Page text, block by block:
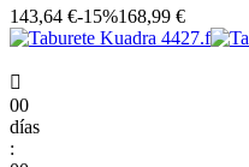
143,64 €-15%168,99 €

00
días
: